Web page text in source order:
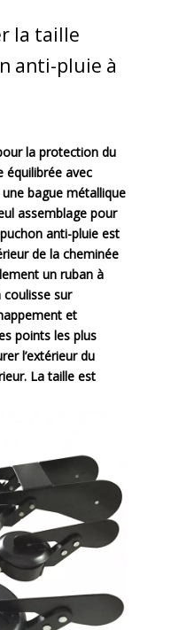
la taille
anti-pluie à
la protection du
équilibrée avec
bague métallique
assemblage pour
anti-pluie est
de la cheminée
un ruban à
sur
et
points les plus
l’extérieur du
La taille est